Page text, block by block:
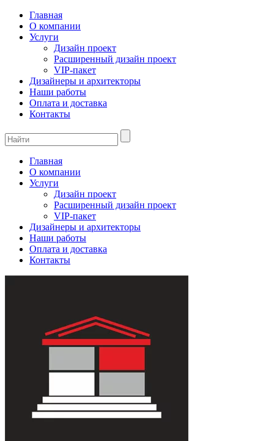
Главная
О компании
Услуги
Дизайн проект
Расширенный дизайн проект
VIP-пакет
Дизайнеры и архитекторы
Наши работы
Оплата и доставка
Контакты
Главная
О компании
Услуги
Дизайн проект
Расширенный дизайн проект
VIP-пакет
Дизайнеры и архитекторы
Наши работы
Оплата и доставка
Контакты